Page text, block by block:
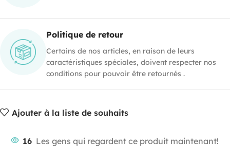
Politique de retour
Certains de nos articles, en raison de leurs
caractéristiques spéciales, doivent respecter nos
conditions pour pouvoir être retournés .
Ajouter à la liste de souhaits
16 Les gens qui regardent ce produit maintenant!